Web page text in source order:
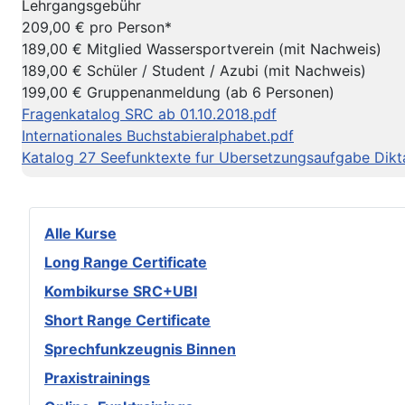
Alle Kurse
Long Range Certificate
Kombikurse SRC+UBI
Short Range Certificate
Sprechfunkzeugnis Binnen
Praxistrainings
Lehrgangsgebühr
209,00 € pro Person*
189,00 € Mitglied Wassersportverein (mit Nachweis)
189,00 € Schüler / Student / Azubi (mit Nachweis)
199,00 € Gruppenanmeldung (ab 6 Personen)
Fragenkatalog SRC ab 01.10.2018.pdf
Internationales Buchstabieralphabet.pdf
Katalog 27 Seefunktexte fur Ubersetzungsaufgabe